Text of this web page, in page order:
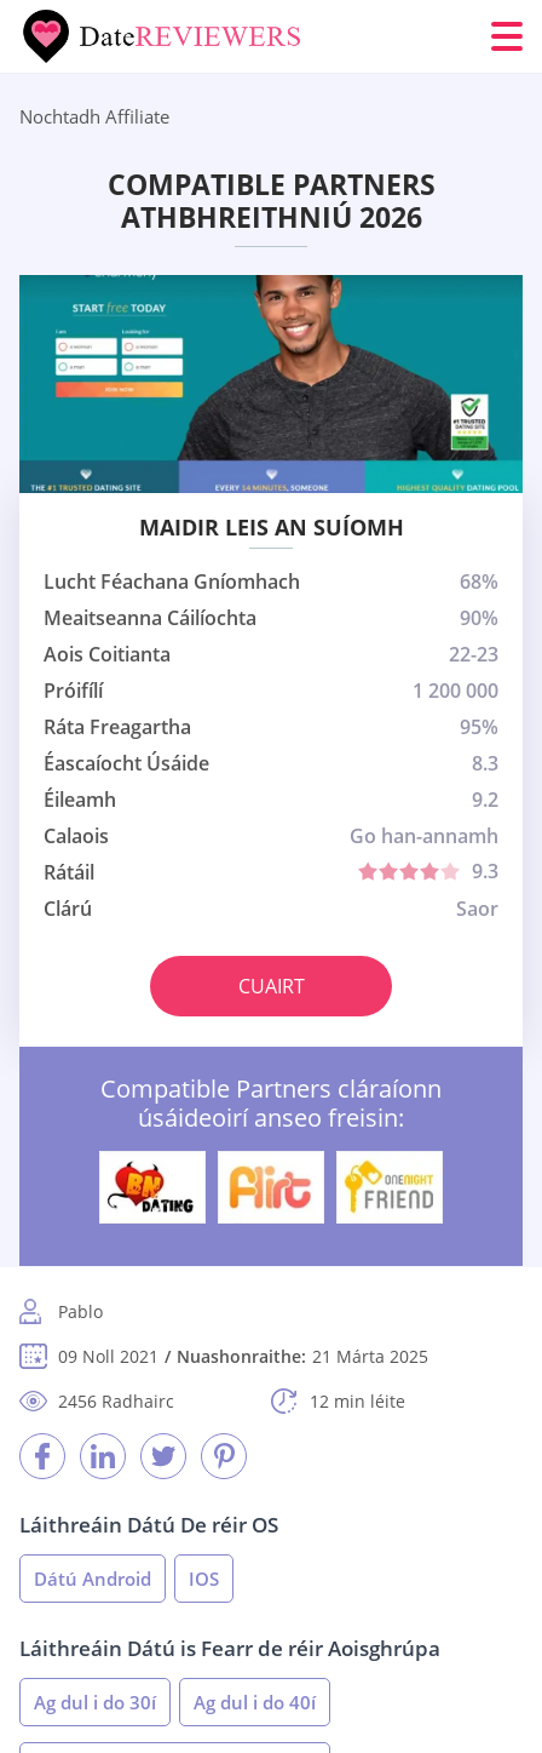
Nochtadh Affiliate
COMPATIBLE PARTNERS
ATHBHREITHNIÚ 2026
MAIDIR LEIS AN SUÍOMH
Lucht Féachana Gníomhach
68%
Meaitseanna Cáilíochta
90%
Aois Coitianta
22-23
Próifílí
1 200 000
Ráta Freagartha
95%
Éascaíocht Úsáide
8.3
Éileamh
9.2
Calaois
Go han-annamh
Rátáil
9.3
Clárú
Saor
CUAIRT
Compatible Partners cláraíonn
úsáideoirí anseo freisin:
Pablo
09 Noll 2021
Nuashonraithe: 21 Márta 2025
2456 Radhairc
12 min léite
Láithreáin Dátú De réir OS
Dátú Android IOS
Láithreáin Dátú is Fearr de réir Aoisghrúpa
Ag dul i do 30í Ag dul i do 40í